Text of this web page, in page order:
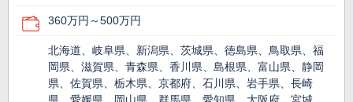
360万円～500万円
北海道、岐阜県、新潟県、茨城県、徳島県、鳥取県、福
岡県、滋賀県、青森県、香川県、島根県、富山県、静岡
県、佐賀県、栃木県、京都府、石川県、岩手県、長崎